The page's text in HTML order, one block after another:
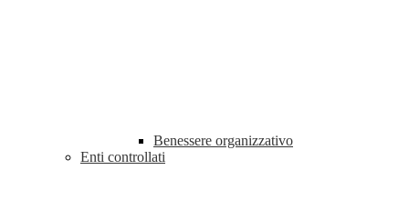
Benessere organizzativo
Enti controllati